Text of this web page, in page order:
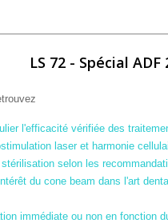
LS 72 - Spécial ADF
l'efficacité vérifiée des
laser et harmonie
selon les
du cone beam dans l'art
immédiate ou non en fonction